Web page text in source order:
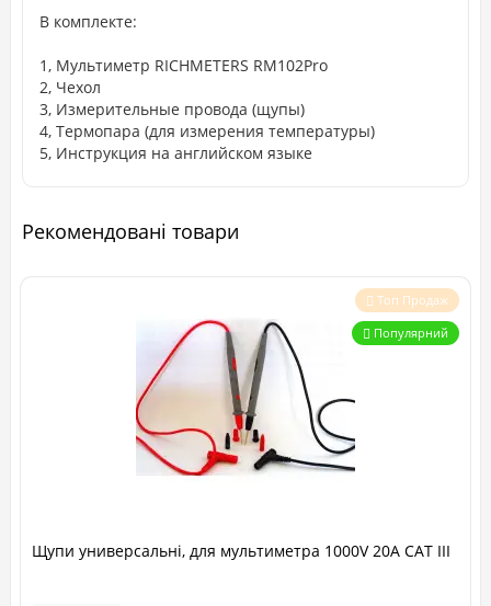
В комплекте:
1, Мультиметр RICHMETERS RM102Pro
2, Чехол
3, Измерительные провода (щупы)
4, Термопара (для измерения температуры)
5, Инструкция на английском языке
Рекомендовані товари
Топ Продаж
Популярний
Щупи универсальні, для мультиметра 1000V 20A CAT III